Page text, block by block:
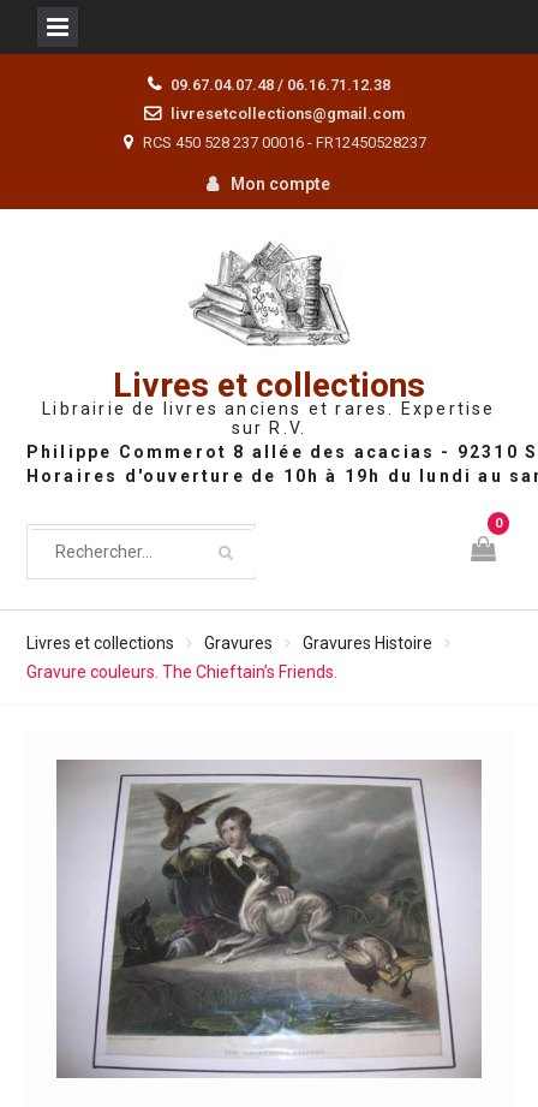
09.67.04.07.48 / 06.16.71.12.38
livresetcollections@gmail.com
RCS 450 528 237 00016 - FR12450528237
Mon compte
Livres et collections
Librairie de livres anciens et rares. Expertise
sur R.V.
0
Livres et collections Gravures
Gravures Histoire
Gravure couleurs. The Chieftain’s Friends.